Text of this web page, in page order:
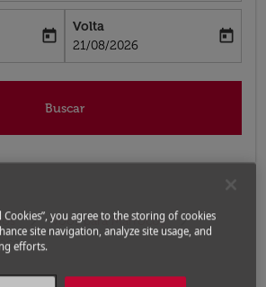
date-aria-label
today
Volta
fc-booking-return-date-aria-label
21/08/2026
today
Buscar
Voos para Marrocos
Cookies”, you agree to the storing of cookies
site navigation, analyze site usage, and
efforts.